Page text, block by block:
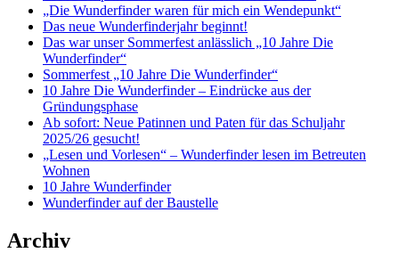
„Die Wunderfinder waren für mich ein Wendepunkt“
Das neue Wunderfinderjahr beginnt!
Das war unser Sommerfest anlässlich „10 Jahre Die
Wunderfinder“
Sommerfest „10 Jahre Die Wunderfinder“
10 Jahre Die Wunderfinder – Eindrücke aus der
Gründungsphase
Ab sofort: Neue Patinnen und Paten für das Schuljahr
2025/26 gesucht!
„Lesen und Vorlesen“ – Wunderfinder lesen im Betreuten
Wohnen
10 Jahre Wunderfinder
Wunderfinder auf der Baustelle
Archiv